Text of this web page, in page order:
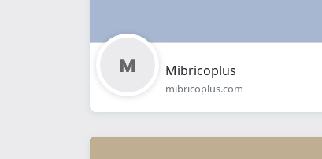
Mibricoplus
mibricoplus.com